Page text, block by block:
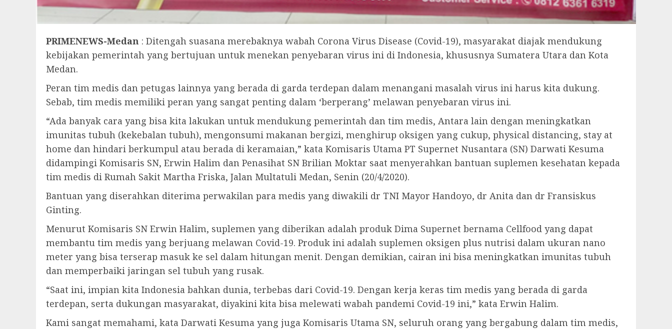
PRIMENEWS-Medan : Ditengah suasana merebaknya wabah Corona Virus Disease (Covid-19), masyarakat diajak mendukung
kebijakan pemerintah yang bertujuan untuk menekan penyebaran virus ini di Indonesia, khususnya Sumatera Utara dan Kota
Medan.
Peran tim medis dan petugas lainnya yang berada di garda terdepan dalam menangani masalah virus ini harus kita dukung.
Sebab, tim medis memiliki peran yang sangat penting dalam ‘berperang’ melawan penyebaran virus ini.
“Ada banyak cara yang bisa kita lakukan untuk mendukung pemerintah dan tim medis, Antara lain dengan meningkatkan
imunitas tubuh (kekebalan tubuh), mengonsumi makanan bergizi, menghirup oksigen yang cukup, physical distancing, stay at
home dan hindari berkumpul atau berada di keramaian,” kata Komisaris Utama PT Supernet Nusantara (SN) Darwati Kesuma
didampingi Komisaris SN, Erwin Halim dan Penasihat SN Brilian Moktar saat menyerahkan bantuan suplemen kesehatan kepada
tim medis di Rumah Sakit Martha Friska, Jalan Multatuli Medan, Senin (20/4/2020).
Bantuan yang diserahkan diterima perwakilan para medis yang diwakili dr TNI Mayor Handoyo, dr Anita dan dr Fransiskus
Ginting.
Menurut Komisaris SN Erwin Halim, suplemen yang diberikan adalah produk Dima Supernet bernama Cellfood yang dapat
membantu tim medis yang berjuang melawan Covid-19. Produk ini adalah suplemen oksigen plus nutrisi dalam ukuran nano
meter yang bisa terserap masuk ke sel dalam hitungan menit. Dengan demikian, cairan ini bisa meningkatkan imunitas tubuh
dan memperbaiki jaringan sel tubuh yang rusak.
“Saat ini, impian kita Indonesia bahkan dunia, terbebas dari Covid-19. Dengan kerja keras tim medis yang berada di garda
terdepan, serta dukungan masyarakat, diyakini kita bisa melewati wabah pandemi Covid-19 ini,” kata Erwin Halim.
Kami sangat memahami, kata Darwati Kesuma yang juga Komisaris Utama SN, seluruh orang yang bergabung dalam tim medis,